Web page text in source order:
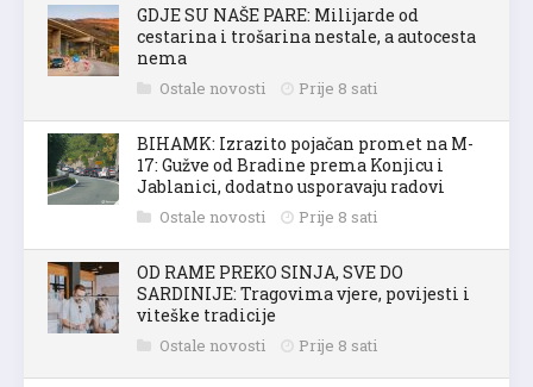
GDJE SU NAŠE PARE: Milijarde od
cestarina i trošarina nestale, a autocesta
nema
Ostale novosti Prije 8 sati
BIHAMK: Izrazito pojačan promet na M-
17: Gužve od Bradine prema Konjicu i
Jablanici, dodatno usporavaju radovi
Ostale novosti Prije 8 sati
OD RAME PREKO SINJA, SVE DO
SARDINIJE: Tragovima vjere, povijesti i
viteške tradicije
Ostale novosti Prije 8 sati